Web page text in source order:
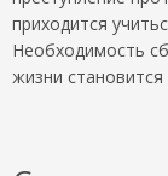
приходится
Необходимость
жизни